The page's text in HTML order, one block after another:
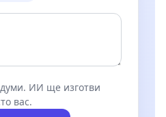
ИИ ще изготви
вас.